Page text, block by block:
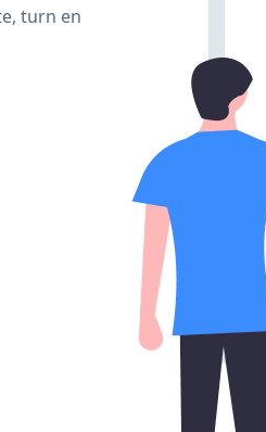
turn en